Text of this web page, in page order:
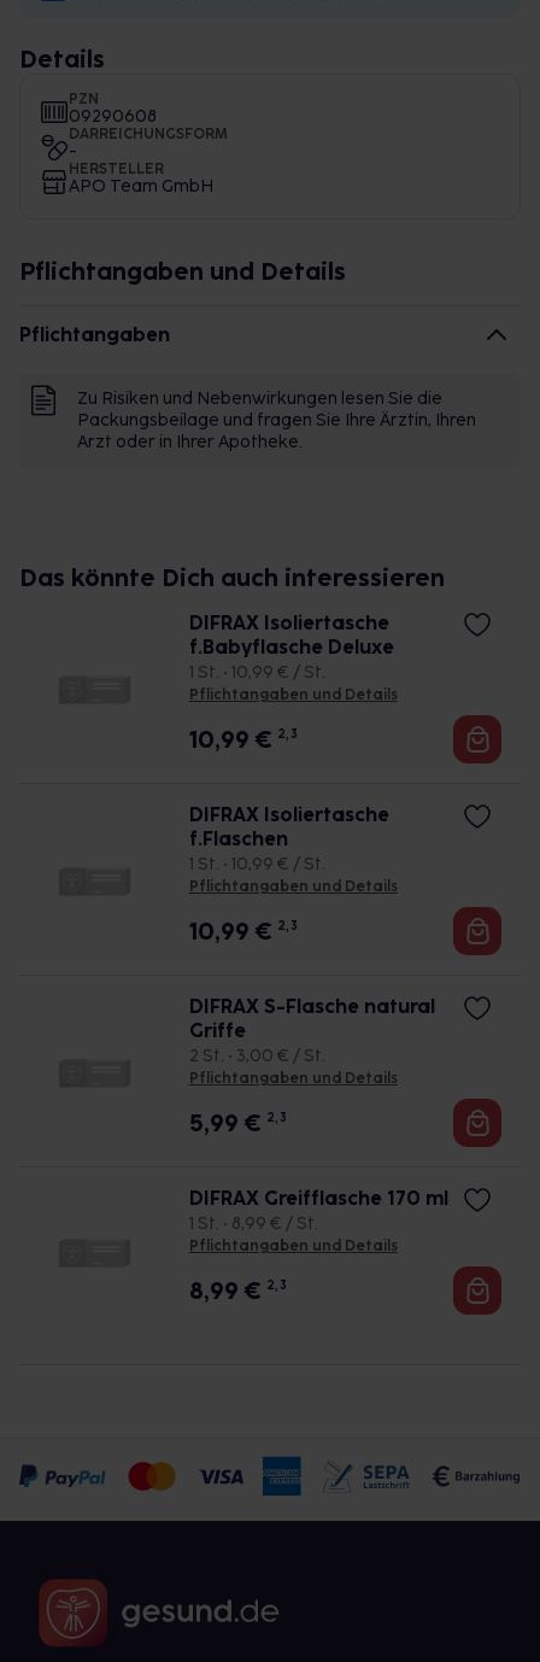
Details
PZN
09290608
DARREICHUNGSFORM
-
HERSTELLER
APO Team GmbH
Pflichtangaben und Details
Pflichtangaben
Zu Risiken und Nebenwirkungen lesen Sie die
Packungsbeilage und fragen Sie Ihre Ärztin, Ihren
Arzt oder in Ihrer Apotheke.
Das könnte Dich auch interessieren
DIFRAX Isoliertasche
f.Babyflasche Deluxe
1 St. • 10,99 € / St.
Pflichtangaben und Details
10,99 € 2, 3
DIFRAX Isoliertasche
f.Flaschen
1 St. • 10,99 € / St.
Pflichtangaben und Details
10,99 € 2, 3
DIFRAX S-Flasche natural
Griffe
2 St. • 3,00 € / St.
Pflichtangaben und Details
5,99 € 2, 3
DIFRAX Greifflasche 170 ml
1 St. • 8,99 € / St.
Pflichtangaben und Details
8,99 € 2, 3